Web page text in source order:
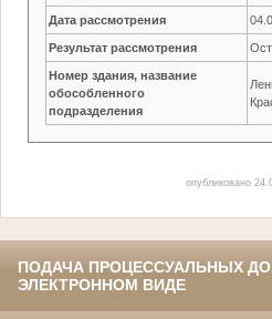
Дата рассмотрения
Результат рассмотрения
Номер здания, название
обособленного
подразделения
опубликовано
ПОДАЧА ПРОЦЕССУАЛЬНЫХ
ЭЛЕКТРОННОМ ВИДЕ